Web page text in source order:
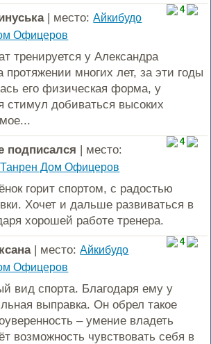
4
| место:Айкибудо
Офицеров
тренируется у Александра
протяжении многих лет, за эти годы
его физическая форма, у
стимул добиваться высоких
4
подписался | место:
Дом Офицеров
горит спортом, с радостью
Хочет и дальше развиваться в
хорошей работе тренера.
4
| место:Айкибудо
Офицеров
вид спорта. Благодаря ему у
выправка. Он обрел такое
– умение владеть
возможность чувствовать себя в